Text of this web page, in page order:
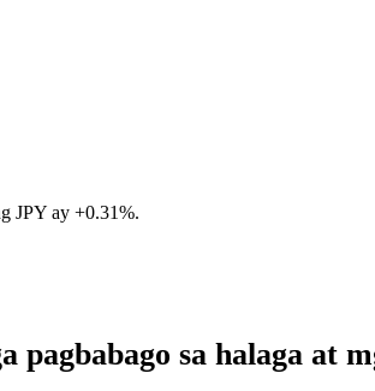
JPY ay +0.31%.
sa halaga at